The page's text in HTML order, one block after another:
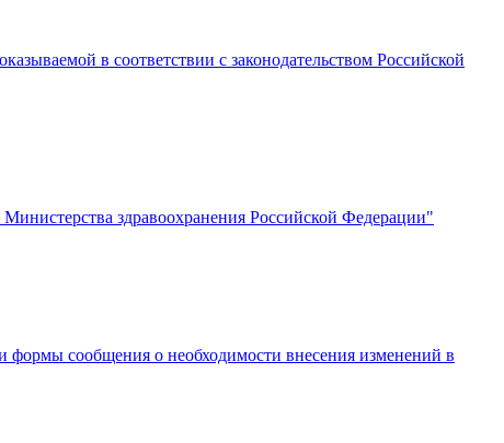
в соответствии с законодательством Российской
здравоохранения Российской Федерации"
формы сообщения о необходимости внесения изменений в